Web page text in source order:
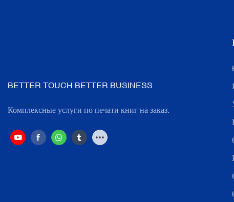
BETTER TOUCH BETTER BUSINESS
Комплексные услуги по печати книг на заказ.